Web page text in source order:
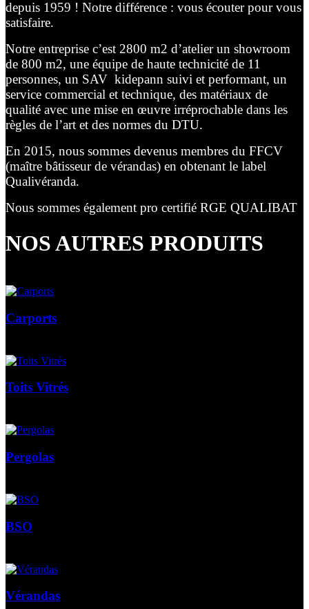
depuis 1959 ! Notre différence : vous écouter pour vous
satisfaire.
Notre entreprise c’est 2800 m2 d’atelier un showroom
de 800 m2, une équipe de haute technicité de 11
personnes, un SAV kidepann suivi et performant, un
service commercial et technique, des matériaux de
qualité avec une mise en œuvre irréprochable dans les
règles de l’art et des normes du DTU.
En 2015, nous sommes devenus membres du FFCV
(maître bâtisseur de vérandas) en obtenant le label
Qualivéranda.
Nous sommes également pro certifié RGE QUALIBAT
NOS AUTRES PRODUITS
Carports
Toits Vitrés
Pergolas
BSO
Vérandas